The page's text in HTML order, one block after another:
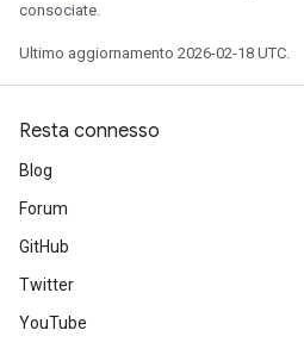
consociate.
Ultimo aggiornamento 2026-02-18 UTC.
Resta connesso
Blog
Forum
GitHub
Twitter
YouTube